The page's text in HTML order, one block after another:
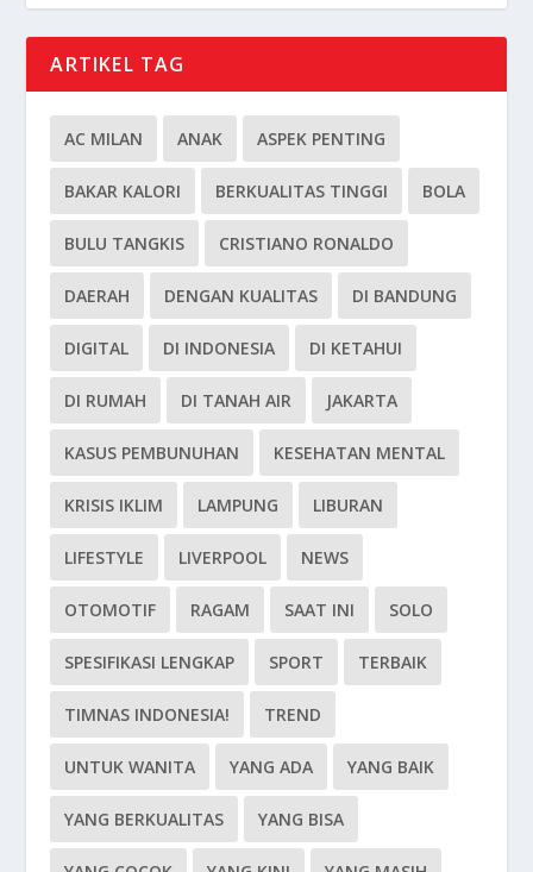
ARTIKEL TAG
AC MILAN ANAK ASPEK PENTING
BAKAR KALORI BERKUALITAS TINGGI BOLA
BULU TANGKIS CRISTIANO RONALDO
DAERAH DENGAN KUALITAS DI BANDUNG
DIGITAL DI INDONESIA DI KETAHUI
DI RUMAH DI TANAH AIR JAKARTA
KASUS PEMBUNUHAN KESEHATAN MENTAL
KRISIS IKLIM LAMPUNG LIBURAN
LIFESTYLE LIVERPOOL NEWS
OTOMOTIF RAGAM SAAT INI SOLO
SPESIFIKASI LENGKAP SPORT TERBAIK
TIMNAS INDONESIA! TREND
UNTUK WANITA YANG ADA YANG BAIK
YANG BERKUALITAS YANG BISA